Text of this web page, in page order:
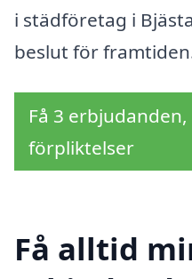
i städföretag i
beslut för
Få 3
förpliktelser
Få alltid